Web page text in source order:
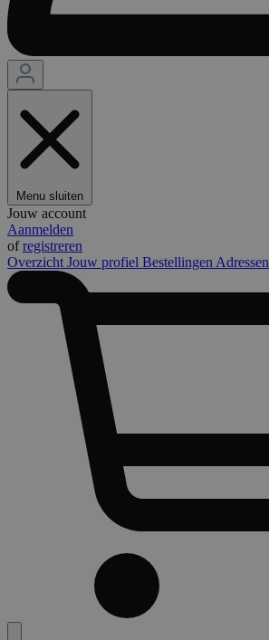
Menu sluiten
Jouw account
Aanmelden
ofregistreren
Overzicht Jouw profiel Bestellingen Adressen